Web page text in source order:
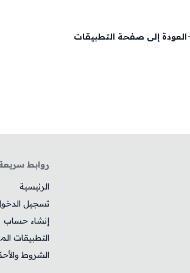
العودة إلى صفحة التطبيقات
روابط
الرئيسية
تسجيل
إنشاء حساب
التطبيقات
الشروط